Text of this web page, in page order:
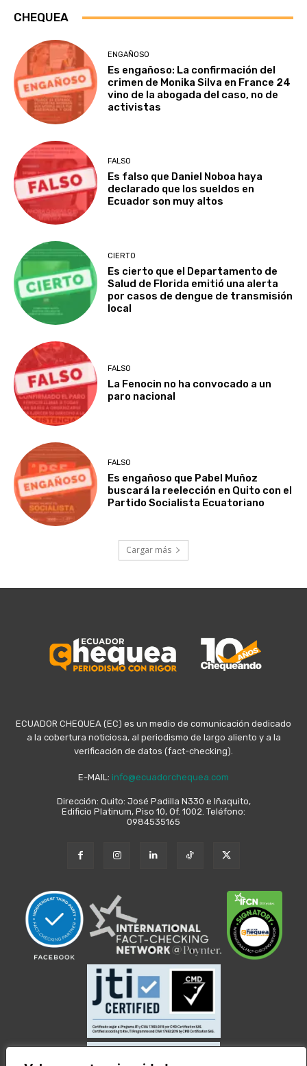
CHEQUEA
ENGAÑOSO
Es engañoso: La confirmación del
crimen de Monika Silva en France 24
vino de la abogada del caso, no de
activistas
FALSO
Es falso que Daniel Noboa haya
declarado que los sueldos en
Ecuador son muy altos
CIERTO
Es cierto que el Departamento de
Salud de Florida emitió una alerta
por casos de dengue de transmisión
local
FALSO
La Fenocin no ha convocado a un
paro nacional
FALSO
Es engañoso que Pabel Muñoz
buscará la reelección en Quito con el
Partido Socialista Ecuatoriano
Cargar más
ECUADOR CHEQUEA (EC) es un medio de comunicación dedicado
a la cobertura noticiosa, al periodismo de largo aliento y a la
verificación de datos (fact-checking).
E-MAIL: info@ecuadorchequea.com
Dirección: Quito: José Padilla N330 e Iñaquito,
Edificio Platinum, Piso 10, Of. 1002. Teléfono:
0984535165